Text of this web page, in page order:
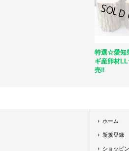
特選☆愛知
ギ産卵材
売‼
ホーム
新規登録
ショッピ